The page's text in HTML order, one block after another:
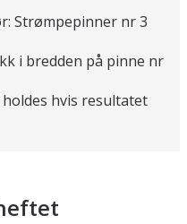
Strømpepinner nr 3
i bredden på pinne nr
hvis resultatet